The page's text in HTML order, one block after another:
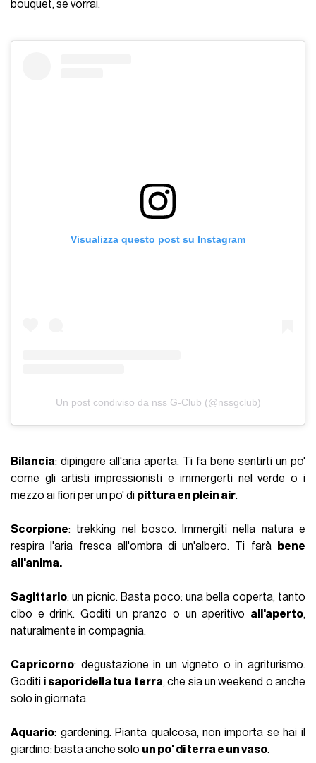
bouquet, se vorrai.
Visualizza questo post su Instagram
Un post condiviso da nss G-Club (@nssgclub)
Bilancia: dipingere all'aria aperta. Ti fa bene sentirti un po'
come gli artisti impressionisti e immergerti nel verde o i
mezzo ai fiori per un po' di pittura en plein air.
Scorpione: trekking nel bosco. Immergiti nella natura e
respira l'aria fresca all'ombra di un'albero. Ti farà
bene
all'anima.
Sagittario: un picnic. Basta poco: una bella coperta, tanto
cibo e drink. Goditi un pranzo o un aperitivo all'aperto,
naturalmente in compagnia.
Capricorno: degustazione in un vigneto o in agriturismo.
Goditi i sapori della tua terra, che sia un weekend o anche
solo in giornata.
Aquario: gardening. Pianta qualcosa, non importa se hai il
giardino: basta anche solo un po' di terra e un vaso.